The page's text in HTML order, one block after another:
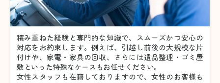
積み重ねた経験と専門的な知識で、スムーズかつ安心の
対応をお約束します。例えば、引越し前後の大規模な片
付けや、家電・家具の回収、さらには遺品整理・ゴミ屋
敷といった特殊なケースもお任せください。
女性スタッフも在籍しておりますので、女性のお客様も